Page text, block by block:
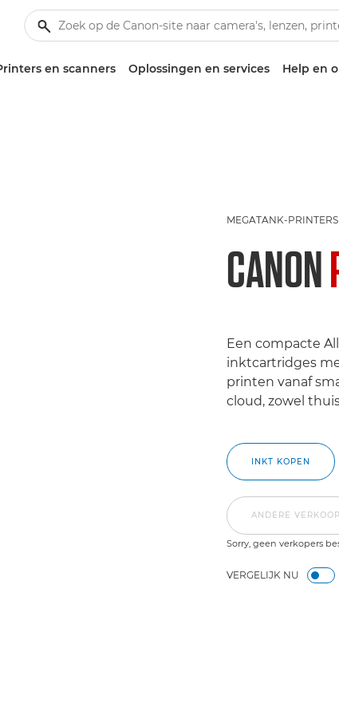
en scanners Oplossingen en services Help en
MEGATANK-PRINTERS
CANON
Een compacte
inktcartridges
printen vanaf
cloud, zowel
INKT KOPEN
ANDERE
Sorry, geen verkopers
VERGELIJK NU